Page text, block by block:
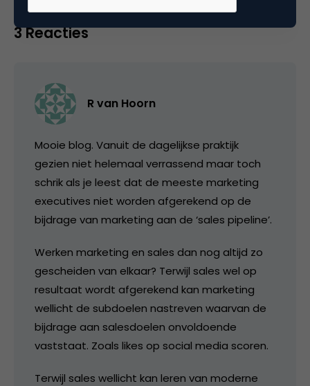
3 Reacties
R van Hoorn
Mooie blog. Vanuit de dagelijkse praktijk
gezien niet helemaal verrassend maar toch
schrik als je leest dat de meeste marketing
executives niet worden afgerekend op de
bijdrage van marketing aan de ‘sales pipeline’.
Werken marketing en sales dan nog altijd zo
gescheiden van elkaar? Terwijl sales wel op
resultaat wordt afgerekend kan marketing
wellicht de subdoelen nastreven waarvan de
bijdrage aan salesdoelen onvoldoende
vaststaat. Zoals likes op social media scoren.
Terwijl sales wellicht kan leren van moderne